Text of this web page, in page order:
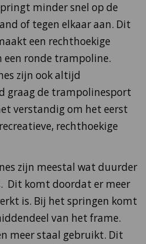
minder snel op de
of tegen elkaar aan. Dit
een rechthoekige
ronde trampoline.
zijn ook altijd
graag de trampolinesport
verstandig om het eerst
rechthoekige
zijn meestal wat duurder
Dit komt doordat er meer
is. Bij het springen komt
van het frame.
meer staal gebruikt. Dit